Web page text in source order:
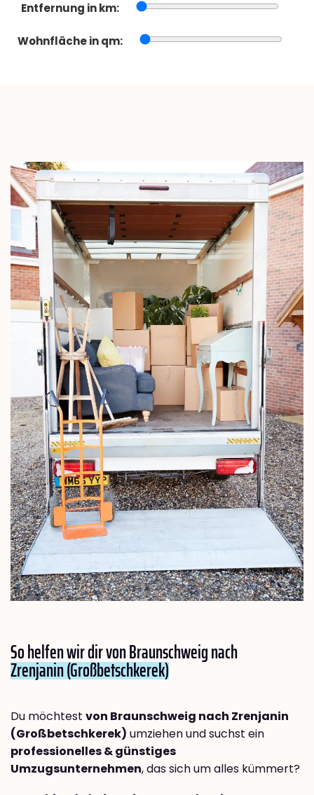
Entfernung in km:
Wohnfläche in qm:
So helfen wir dir von Braunschweig nach
Zrenjanin (Großbetschkerek)
Du möchtest von Braunschweig nach Zrenjanin
(Großbetschkerek) umziehen und suchst ein
professionelles & günstiges
Umzugsunternehmen, das sich um alles kümmert?